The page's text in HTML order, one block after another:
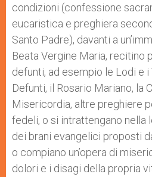
condizioni (confessione
eucaristica e preghiera
Santo Padre), davanti a
Beata Vergine Maria, recitino
defunti, ad esempio le Lodi e i
Defunti, il Rosario Mariano, la
Misericordia, altre preghiere
fedeli, o si intrattengano nella
dei brani evangelici proposti
o compiano un’opera di
dolori e i disagi della propria